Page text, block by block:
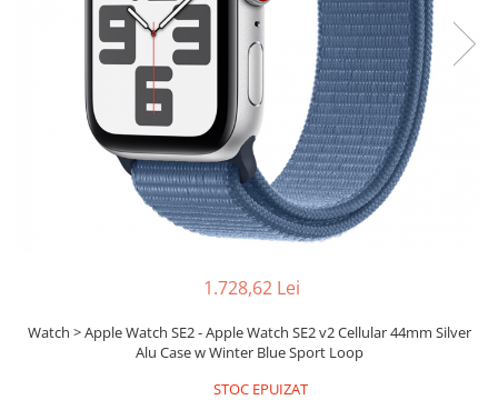
Smartphone IPhone
Mouse Pad
1.728,62 Lei
Watch > Apple Watch SE2 - Apple Watch SE2 v2 Cellular 44mm Silver
Alu Case w Winter Blue Sport Loop
STOC EPUIZAT